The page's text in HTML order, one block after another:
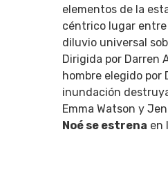
elementos de la
céntrico lugar entre
diluvio universal
Dirigida por Darren
hombre elegido por
inundación
Emma Watson y
Noé se estrena en